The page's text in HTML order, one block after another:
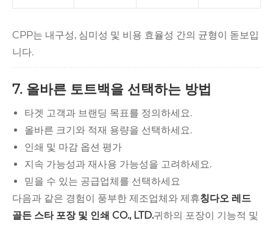
CPP는 내구성, 심미성 및 비용 효율성 간의 균형이 돋보입
니다.
7. 올바른 토트백을 선택하는 방법
타겟 고객과 브랜딩 목표를 정의하세요.
올바른 크기와 적재 용량을 선택하세요.
인쇄 및 마감 옵션 평가
지속 가능성과 재사용 가능성을 고려하세요.
믿을 수 있는 공급업체를 선택하세요
다음과 같은 경험이 풍부한 제조업체와 제휴칭다오 레드
골든 스타 포장 및 인쇄 CO., LTD.귀하의 포장이 기능적 및